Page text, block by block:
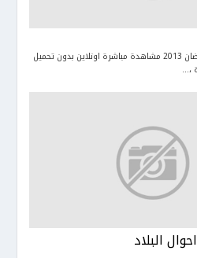
مسلسل الرجل العناب رمضان 2013 مشاهدة مباشرة اونلاين بدون تحميل
،...
البلاد